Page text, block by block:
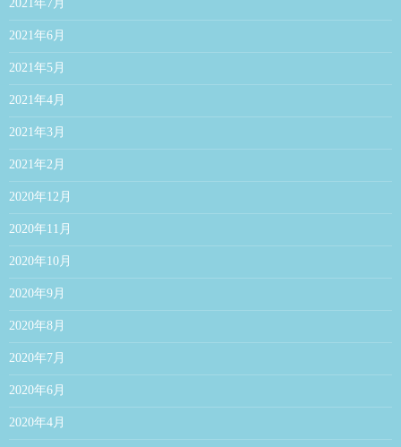
2021年7月
2021年6月
2021年5月
2021年4月
2021年3月
2021年2月
2020年12月
2020年11月
2020年10月
2020年9月
2020年8月
2020年7月
2020年6月
2020年4月